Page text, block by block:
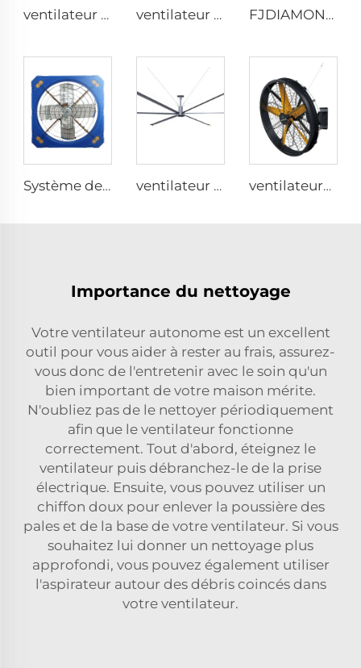
ventilateur de plafond 6 pales pour usage domestique, ventilateur commercial pour bureau et salon avec éclairage LED ventilateur d'étable pour vaches de 1100mm, suspendu, avec ventilation et refroidissement à grand débit d'air, ventilateur centrifuge à pression négative pour exploitation agricole FJDIAMOND Ventilateur sur pied réglable 1,5 m 2 m 80 pouces contrôle WIFI silencieux en aluminium pour gymnase
Système de contrôle, ventilateurs d'aération et de refroidissement pour le bétail destinés aux fermes avicoles, ventilateur d'extraction en plastique ventilateur industriel HVLS 24ft 7.3m à moteur AC, grande taille, faible bruit, vent naturel efficace énergétiquement ventilateurs industriels de haute qualité de 0,9 m à 1,2 m pour fermes, entrepôts, usines, restaurants et hôtels
Importance du nettoyage
Votre ventilateur autonome est un excellent
outil pour vous aider à rester au frais, assurez-
vous donc de l'entretenir avec le soin qu'un
bien important de votre maison mérite.
N'oubliez pas de le nettoyer périodiquement
afin que le ventilateur fonctionne
correctement. Tout d'abord, éteignez le
ventilateur puis débranchez-le de la prise
électrique. Ensuite, vous pouvez utiliser un
chiffon doux pour enlever la poussière des
pales et de la base de votre ventilateur. Si vous
souhaitez lui donner un nettoyage plus
approfondi, vous pouvez également utiliser
l'aspirateur autour des débris coincés dans
votre ventilateur.